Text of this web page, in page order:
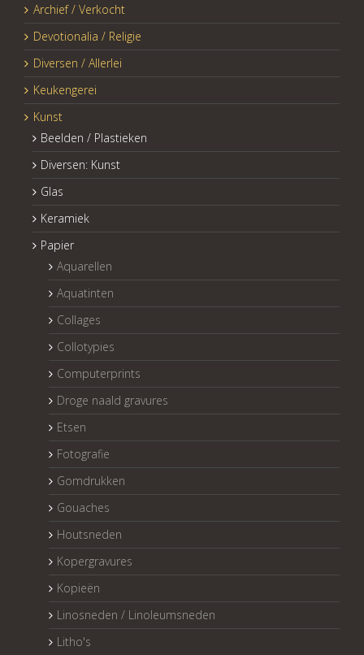
Archief / Verkocht
Devotionalia / Religie
Diversen / Allerlei
Keukengerei
Kunst
Beelden / Plastieken
Diversen: Kunst
Glas
Keramiek
Papier
Aquarellen
Aquatinten
Collages
Collotypies
Computerprints
Droge naald gravures
Etsen
Fotografie
Gomdrukken
Gouaches
Houtsneden
Kopergravures
Kopieën
Linosneden / Linoleumsneden
Litho's